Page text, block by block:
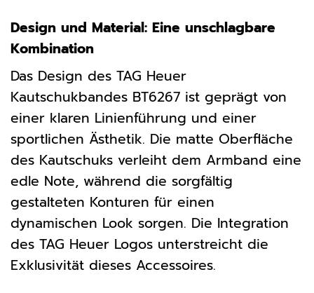
Design und Material: Eine unschlagbare
Kombination
Das Design des TAG Heuer
Kautschukbandes BT6267 ist geprägt von
einer klaren Linienführung und einer
sportlichen Ästhetik. Die matte Oberfläche
des Kautschuks verleiht dem Armband eine
edle Note, während die sorgfältig
gestalteten Konturen für einen
dynamischen Look sorgen. Die Integration
des TAG Heuer Logos unterstreicht die
Exklusivität dieses Accessoires.